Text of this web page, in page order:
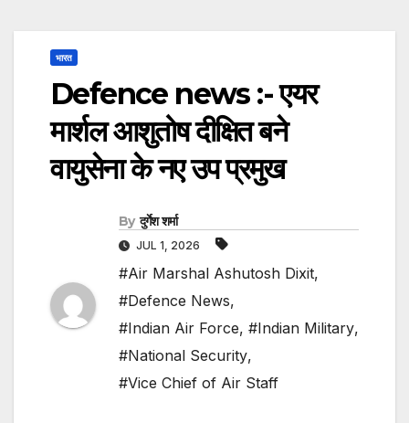
भारत
Defence news :- एयर
मार्शल आशुतोष दीक्षित बने
वायुसेना के नए उप प्रमुख
By दुर्गेश शर्मा
JUL 1, 2026
#Air Marshal Ashutosh Dixit,
#Defence News,
#Indian Air Force, #Indian Military,
#National Security,
#Vice Chief of Air Staff